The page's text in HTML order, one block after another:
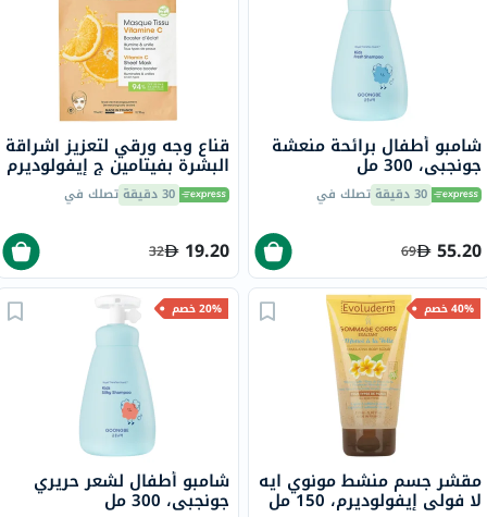
شامبو أطفال برائحة منعشة
جونجبي، 300 مل
30 دقيقة تصلك في
55.20
69
قناع وجه ورقي لتعزيز اشراقة
البشرة بفيتامين ج إيفولوديرم
30 دقيقة تصلك في
19.20
32
40% خصم
مقشر جسم منشط مونوي ايه
لا فولي إيفولوديرم، 150 مل
20% خصم
شامبو أطفال لشعر حريري
جونجبي، 300 مل